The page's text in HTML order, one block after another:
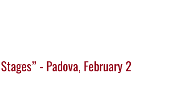
- Padova, February 2